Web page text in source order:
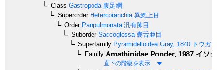
Class Gastropoda 腹足綱
SuperorderHeterobranchia 異鰓上目
OrderPanpulmonata 汎有肺目
SuborderSaccoglossa 嚢舌亜目
Superfamily Pyramidelloidea Gray, 1840 トウガ
Family Amathinidae Ponder, 1987 イソ
直下の階級を表示